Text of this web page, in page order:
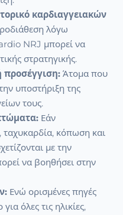
καρδιαγγειακών
λόγω
NRJ μπορεί να
στρατηγικής.
Άτομα που
υποστήριξη της
τους.
Εάν
ταχυκαρδία, κόπωση και
με την
να βοηθήσει στην
Ενώ ορισμένες πηγές
όλες τις ηλικίες,